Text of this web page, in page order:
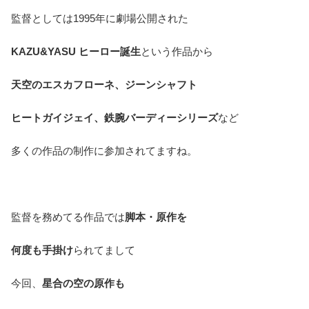
監督としては1995年に劇場公開された
KAZU&YASU ヒーロー誕生という作品から
天空のエスカフローネ、ジーンシャフト
ヒートガイジェイ、鉄腕バーディーシリーズなど
多くの作品の制作に参加されてますね。
監督を務めてる作品では脚本・原作を
何度も手掛けられてまして
今回、 星合の空の原作も